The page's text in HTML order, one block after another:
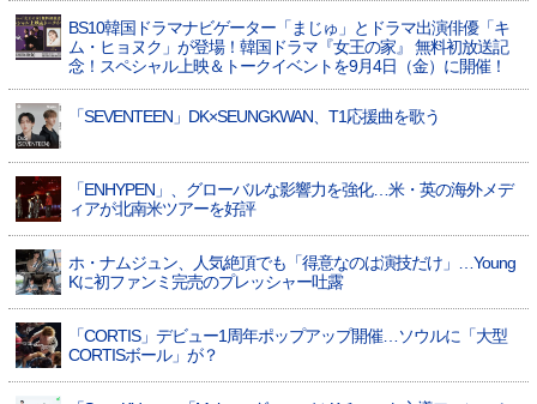
BS10韓国ドラマナビゲーター「まじゅ」とドラマ出演俳優「キ
ム・ヒョヌク」が登場！韓国ドラマ『女王の家』 無料初放送記
念！スペシャル上映＆トークイベントを9月4日（金）に開催！
「SEVENTEEN」DK×SEUNGKWAN、T1応援曲を歌う
「ENHYPEN」、グローバルな影響力を強化…米・英の海外メデ
ィアが北南米ツアーを好評
ホ・ナムジュン、人気絶頂でも「得意なのは演技だけ」…Young
Kに初ファンミ完売のプレッシャー吐露
「CORTIS」デビュー1周年ポップアップ開催…ソウルに「大型
CORTISボール」が？